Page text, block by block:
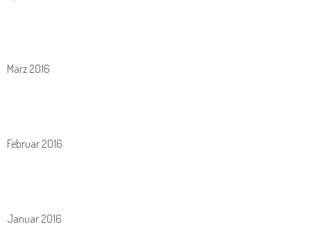
März 2016
Februar 2016
Januar 2016